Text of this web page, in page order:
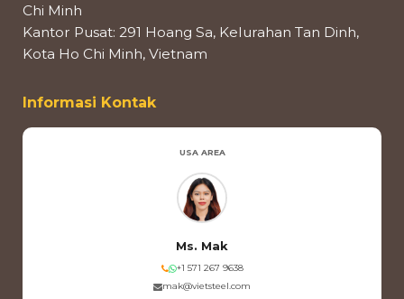
Chi Minh
Kantor Pusat: 291 Hoang Sa, Kelurahan Tan Dinh,
Kota Ho Chi Minh, Vietnam
Informasi Kontak
USA AREA
Ms. Mak
+1 571 267 9638
mak@vietsteel.com